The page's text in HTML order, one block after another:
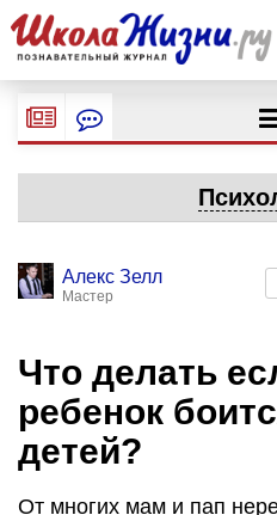
Алекс Зелл
Мастер
Что делать
ребенок
детей?
От многих мам и пап